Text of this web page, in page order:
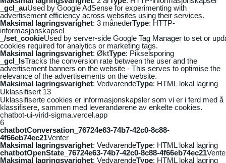
_gcl_auUsed by Google AdSense for experimenting with
advertisement efficiency across websites using their services.
Maksimal lagringsvarighet: 3 månederType: HTTP-
informasjonskapsel
_/set_cookieUsed by server-side Google Tag Manager to set or
cookies required for analytics or marketing tags.
Maksimal lagringsvarighet: ØktType: Pikselsporing
_gcl_lsTracks the conversion rate between the user and the
advertisement banners on the website - This serves to optimise the
relevance of the advertisements on the website.
Maksimal lagringsvarighet: VedvarendeType: HTML lokal lagring
Uklassifisert 13
Uklassifiserte cookies er informasjonskapsler som vi er i ferd med å
klassifisere, sammen med leverandørene av enkelte cookies.
chatbot-ui-virid-sigma.vercel.app
6
chatbotConversation_76724e63-74b7-42c0-8c88-
4f66eb74ec21Venter
Maksimal lagringsvarighet: VedvarendeType: HTML lokal lagring
chatbotOpenState_76724e63-74b7-42c0-8c88-4f66eb74ec21
Maksimal lagringsvarighet: VedvarendeType: HTML lokal lagring